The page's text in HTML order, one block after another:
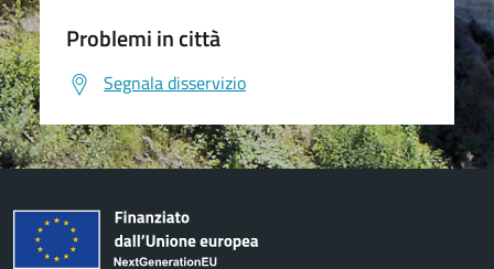
Problemi in città
Segnala disservizio